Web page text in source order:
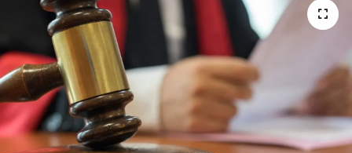
Edremit
EĞİTİM
EKONOMİ
Erdek